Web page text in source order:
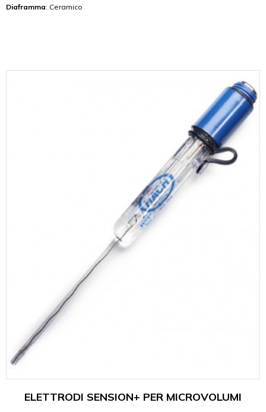
Diaframma: Ceramico
ELETTRODI SENSION+ PER MICROVOLUMI